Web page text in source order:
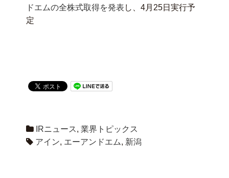
ドエムの全株式取得を発表 し、4月25日実行予
定
IRニュース,業界トピックス
アイン, エーアンドエム, 新潟